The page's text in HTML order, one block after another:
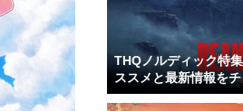
THQノルディック特
ススメと最新情報を